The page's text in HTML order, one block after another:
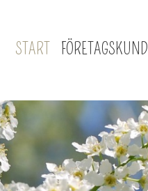
START FÖRETAGSKUND